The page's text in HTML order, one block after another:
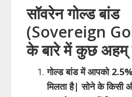
सॉवरेन गोल्ड बांड
(Sovereign
के बारे में कुछ अहम्
गोल्ड बांड में आपको 2.5%
मिलता है| सोने के किसी